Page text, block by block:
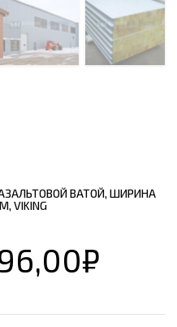
ВАТОЙ, ШИРИНА
VIKING
₽